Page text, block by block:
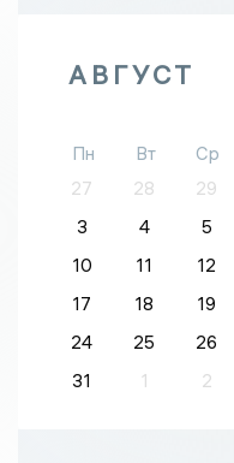
АВГУСТ
Пн Вт Ср
27
28 29
3
4 5
10
11 12
17
18 19
24
25 26
31
1 2